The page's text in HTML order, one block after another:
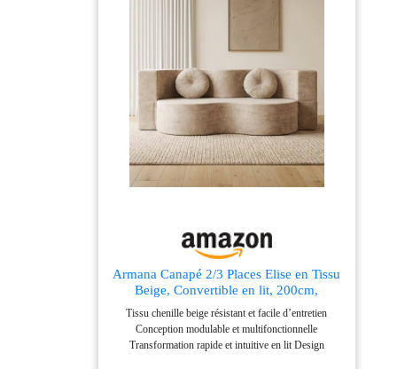
Armana Canapé 2/3 Places Elise en Tissu
Beige, Convertible en lit, 200cm,
Confortable, Multifonctionnel, Moderne,
livré compressé (Beige)
Tissu chenille beige résistant et facile d’entretien
Conception modulable et multifonctionnelle
Transformation rapide et intuitive en lit Design